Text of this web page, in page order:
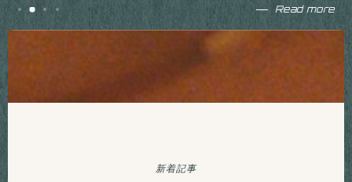
Read more
新着記事